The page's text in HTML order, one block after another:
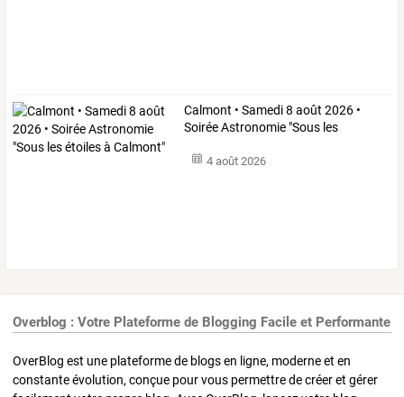
Calmont • Samedi8 août 2026 •
SoiréeAstronomie "Sous les
4 août 2026
Overblog : Votre Plateforme de Blogging Facile et Performante
OverBlog est une plateforme de blogs en ligne, moderne et en
constante évolution, conçue pour vous permettre de créer et gérer